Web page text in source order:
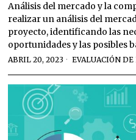
Análisis del mercado y la
realizar un análisis del
proyecto, identificando las
oportunidades y las posibles
ABRIL 20, 2023 EVALUACIÓN